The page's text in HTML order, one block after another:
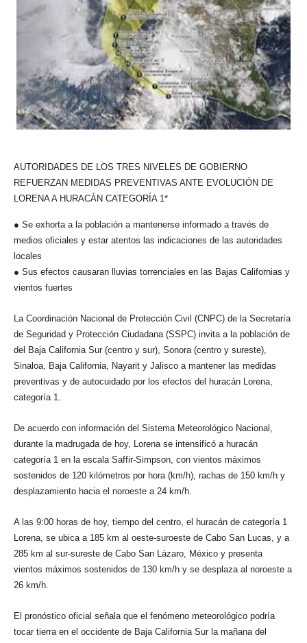
AUTORIDADES DE LOS TRES NIVELES DE GOBIERNO
REFUERZAN MEDIDAS PREVENTIVAS ANTE EVOLUCIÓN DE
LORENA A HURACÁN CATEGORÍA 1*
● Se exhorta a la población a mantenerse informado a través de
medios oficiales y estar atentos las indicaciones de las autoridades
locales
● Sus efectos causaran lluvias torrenciales en las Bajas Californias y
vientos fuertes
La Coordinación Nacional de Protección Civil (CNPC) de la Secretaría
de Seguridad y Protección Ciudadana (SSPC) invita a la población de
del Baja California Sur (centro y sur), Sonora (centro y sureste),
Sinaloa, Baja California, Nayarit y Jalisco a mantener las medidas
preventivas y de autocuidado por los efectos del huracán Lorena,
categoría 1.
De acuerdo con información del Sistema Meteorológico Nacional,
durante la madrugada de hoy, Lorena se intensificó a huracán
categoría 1 en la escala Saffir-Simpson, con vientos máximos
sostenidos de 120 kilómetros por hora (km/h), rachas de 150 km/h y
desplazamiento hacia el noroeste a 24 km/h.
A las 9:00 horas de hoy, tiempo del centro, el huracán de categoría 1
Lorena, se ubica a 185 km al oeste-suroeste de Cabo San Lucas, y a
285 km al sur-sureste de Cabo San Lázaro, México y presenta
vientos máximos sostenidos de 130 km/h y se desplaza al noroeste a
26 km/h.
El pronóstico oficial señala que el fenómeno meteorológico podría
tocar tierra en el occidente de Baja California Sur la mañana del